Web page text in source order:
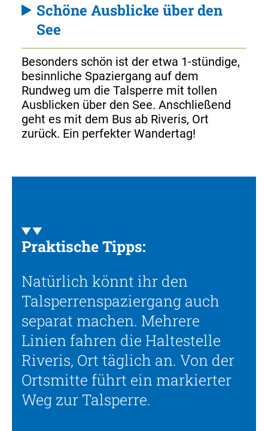
Schöne Ausblicke über den
See
Besonders schön ist der etwa 1-stündige,
besinnliche Spaziergang auf dem
Rundweg um die Talsperre mit tollen
Ausblicken über den See. Anschließend
geht es mit dem Bus ab Riveris, Ort
zurück. Ein perfekter Wandertag!
Praktische Tipps:
Natürlich könnt ihr den
Talsperrenspaziergang auch
separat machen. Mehrere
Linien fahren die Haltestelle
Riveris, Ort täglich an. Von der
Ortsmitte führt ein markierter
Weg zur Talsperre.